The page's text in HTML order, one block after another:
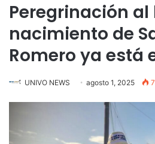
Peregrinación al
nacimiento de
Romero ya está
UNIVO NEWS agosto 1, 2025